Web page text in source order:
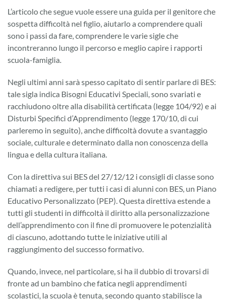
sostegno
e
rapporti
scuola-
famiglia.
by
step.
L’articolo che segue vuole essere una guida per il genitore che
sospetta difficoltà nel figlio, aiutarlo a comprendere quali
sono i passi da fare, comprendere le varie sigle che
incontreranno lungo il percorso e meglio capire i rapporti
scuola-famiglia.
Negli ultimi anni sarà spesso capitato di sentir parlare di BES:
tale sigla indica Bisogni Educativi Speciali, sono svariati e
racchiudono oltre alla disabilità certificata (legge 104/92) e ai
Disturbi Specifici d’Apprendimento (legge 170/10, di cui
parleremo in seguito), anche difficoltà dovute a svantaggio
sociale, culturale e determinato dalla non conoscenza della
lingua e della cultura italiana.
Con la direttiva sui BES del 27/12/12 i consigli di classe sono
chiamati a redigere, per tutti i casi di alunni con BES, un Piano
Educativo Personalizzato (PEP). Questa direttiva estende a
tutti gli studenti in difficoltà il diritto alla personalizzazione
dell’apprendimento con il fine di promuovere le potenzialità
di ciascuno, adottando tutte le iniziative utili al
raggiungimento del successo formativo.
Quando, invece, nel particolare, si ha il dubbio di trovarsi di
fronte ad un bambino che fatica negli apprendimenti
scolastici, la scuola è tenuta, secondo quanto stabilisce la